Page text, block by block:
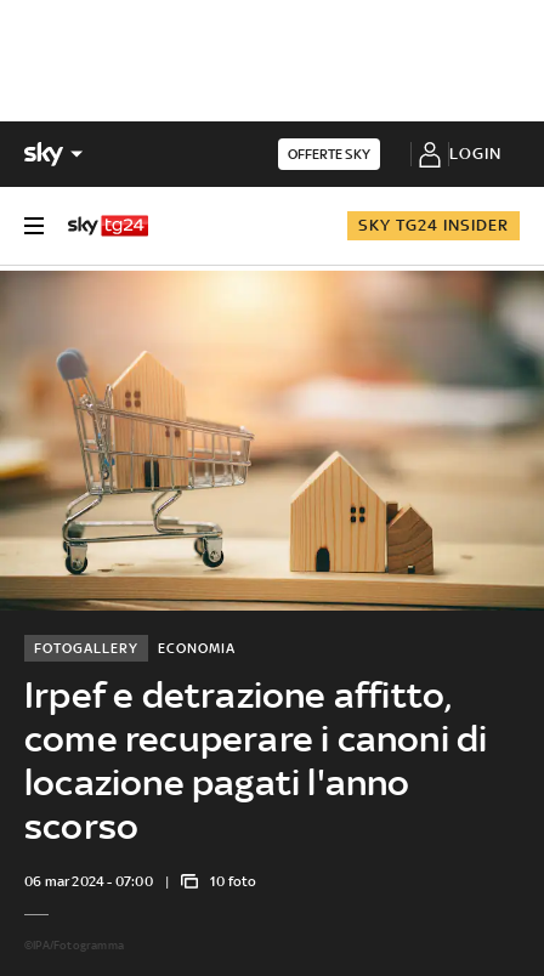
OFFERTE SKY LOGIN
SKY TG24 INSIDER
Irpef e detrazione affitto,
come recuperare i canoni di
locazione pagati l'anno
scorso
ECONOMIA
FOTOGALLERY
06 mar 2024 - 07:00 10 foto
©IPA/Fotogramma